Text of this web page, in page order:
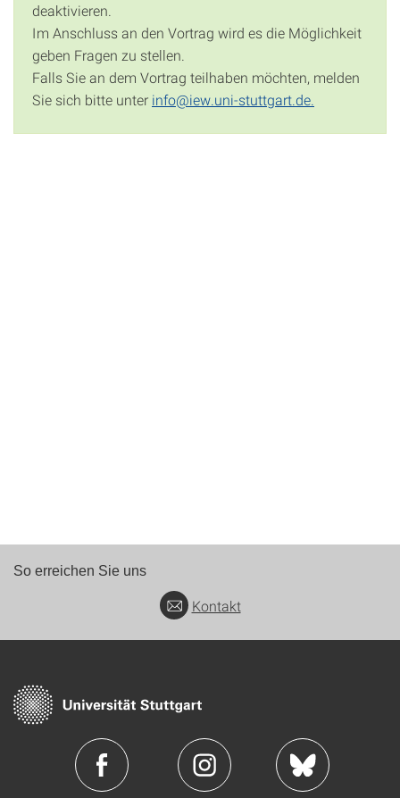
deaktivieren.
Im Anschluss an den Vortrag wird es die Möglichkeit
geben Fragen zu stellen.
Falls Sie an dem Vortrag teilhaben möchten, melden
Sie sich bitte unter info@iew.uni-stuttgart.de.
So erreichen Sie uns
Kontakt